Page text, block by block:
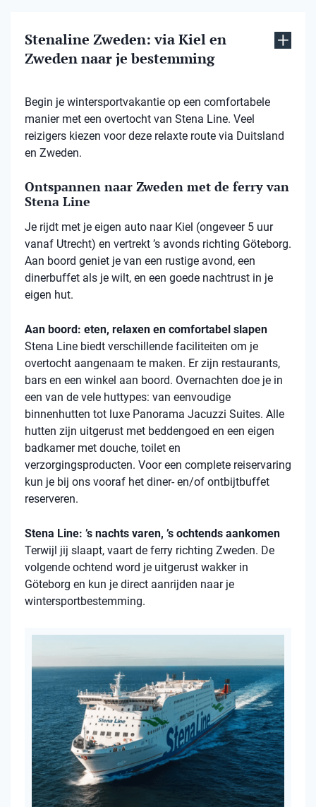
Stenaline Zweden: via Kiel en
Zweden naar je bestemming
Begin je wintersportvakantie op een comfortabele
manier met een overtocht van Stena Line. Veel
reizigers kiezen voor deze relaxte route via Duitsland
en Zweden.
Ontspannen naar Zweden met de ferry van
Stena Line
Je rijdt met je eigen auto naar Kiel (ongeveer 5 uur
vanaf Utrecht) en vertrekt ’s avonds richting Göteborg.
Aan boord geniet je van een rustige avond, een
dinerbuffet als je wilt, en een goede nachtrust in je
eigen hut.
Aan boord: eten, relaxen en comfortabel slapen
Stena Line biedt verschillende faciliteiten om je
overtocht aangenaam te maken. Er zijn restaurants,
bars en een winkel aan boord. Overnachten doe je in
een van de vele huttypes: van eenvoudige
binnenhutten tot luxe Panorama Jacuzzi Suites. Alle
hutten zijn uitgerust met beddengoed en een eigen
badkamer met douche, toilet en
verzorgingsproducten. Voor een complete reiservaring
kun je bij ons vooraf het diner- en/of ontbijtbuffet
reserveren.
Stena Line: ’s nachts varen, ’s ochtends aankomen
Terwijl jij slaapt, vaart de ferry richting Zweden. De
volgende ochtend word je uitgerust wakker in
Göteborg en kun je direct aanrijden naar je
wintersportbestemming.